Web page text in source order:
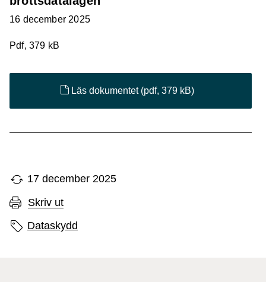
16 december 2025
Pdf, 379 kB
Läs dokumentet (pdf, 379 kB)
17 december 2025
Skriv ut
Sidans etiketter
Dataskydd